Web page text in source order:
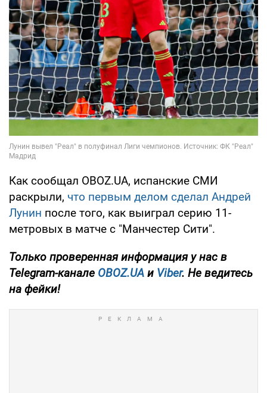
Как сообщал OBOZ.UA, испанские СМИ
раскрыли, что первым делом сделал Андрей
Лунин после того, как выиграл серию 11-
метровых в матче с "Манчестер Сити".
Только проверенная информация у нас в
Telegram-канале OBOZ.UA и Viber. Не ведитесь
на фейки!